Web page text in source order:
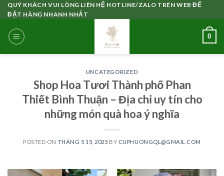
Skip
to
content
QUÝ KHÁCH VUI LÒNG LIÊN HỆ HOTLINE/ZALO TRÊN WEB ĐỂ
ĐẶT HÀNG NHANH NHẤT
0
UNCATEGORIZED
Shop Hoa Tươi Thành phố Phan
Thiết Bình Thuận – Địa chỉ uy tín cho
những món quà hoa ý nghĩa
POSTED ON THÁNG 5 15, 2025 BY CUPHUONGQL@GMAIL.COM